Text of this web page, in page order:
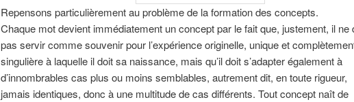
Repensons particulièrement au problème de la formation des concepts.
Chaque mot devient immédiatement un concept par le fait que, justement, il ne
pas servir comme souvenir pour l’expérience originelle, unique et
singulière à laquelle il doit sa naissance, mais qu’il doit s’adapter également à
d’innombrables cas plus ou moins semblables, autrement dit, en toute rigueur,
jamais identiques, donc à une multitude de cas différents. Tout concept naît de